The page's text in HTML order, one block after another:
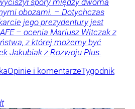
spory między dwoma
obozami. – Dotychczas
jego prezydentury jest
– ocenia Mariusz Witczak z
z której możemy być
Jakubiak z Rozwoju Plus.
Opinie i komentarzeTygodnik